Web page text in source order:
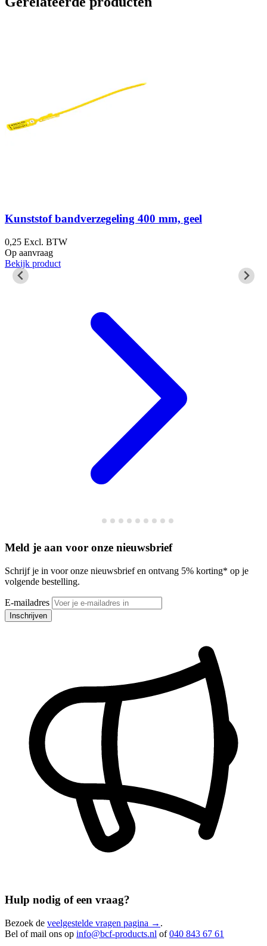
Kunststof bandverzegeling 400 mm, geel
0,25 Excl. BTW
Op aanvraag
Bekijk product
Meld je aan voor onze nieuwsbrief
Schrijf je in voor onze nieuwsbrief en ontvang 5% korting* op je
volgende bestelling.
E-mailadres
Inschrijven
Hulp nodig of een vraag?
Bezoek de veelgestelde vragen pagina → .
Bel of mail ons op info@bcf-products.nl of040 843 67 61